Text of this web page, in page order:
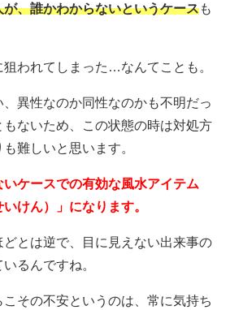
、誰かわからないというケースも
われてしまった…なんてことも。
異性なのか同性なのかも不明だっ
ないため、この状態の時は対処方
難しいと思います。
ケースでの有効な風水アイテム
いけん）」になります。
どとは逆で、目に見えない出来事の
るんですね。
その不安というのは、常に気持ち